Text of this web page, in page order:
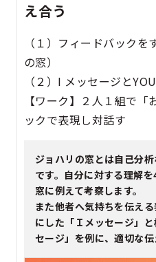
え合う
（１）フィードバック
の窓）
（２）I メッセージと
【ワーク】２人１組で
ックで表現し対話す​​​
ジョハリの窓とは自己分
です。自分に対する理解
窓に例えて考察します。
また他者へ気持ちを伝え
にした「Ｉメッセージ」
セージ」を例に、適切な伝